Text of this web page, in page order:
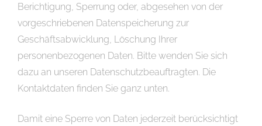
Berichtigung, Sperrung oder, abgesehen von der
vorgeschriebenen Datenspeicherung zur
Geschäftsabwicklung, Löschung Ihrer
personenbezogenen Daten. Bitte wenden Sie sich
dazu an unseren Datenschutzbeauftragten. Die
Kontaktdaten finden Sie ganz unten.
Damit eine Sperre von Daten jederzeit berücksichtigt